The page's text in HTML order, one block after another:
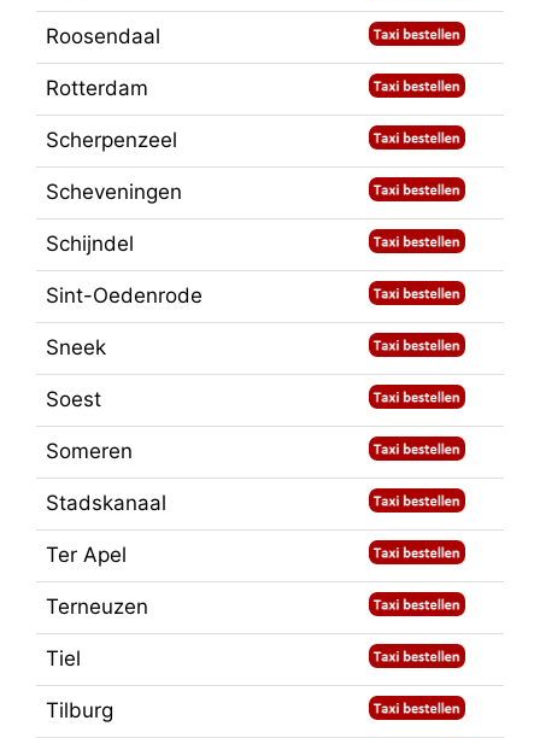
Roosendaal
Rotterdam
Scherpenzeel
Scheveningen
Schijndel
Sint-Oedenrode
Sneek
Soest
Someren
Stadskanaal
Ter Apel
Terneuzen
Tiel
Tilburg